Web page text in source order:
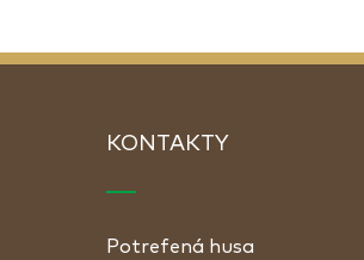
KONTAKTY
Potrefená husa